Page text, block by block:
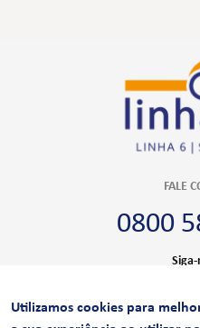
FALE
0800
Utilizamos cookies para